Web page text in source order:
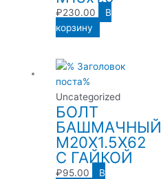
₽230.00
В
корзину
Uncategorized
БОЛТ
БАШМАЧНЫЙ
М20Х1.5Х62
С ГАЙКОЙ
₽95.00
В